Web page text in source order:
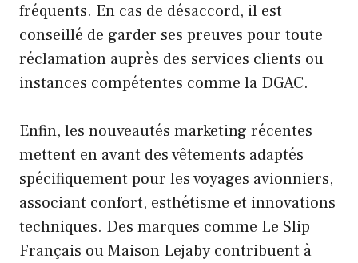
fréquents. En cas de désaccord, il est
conseillé de garder ses preuves pour toute
réclamation auprès des services clients ou
instances compétentes comme la DGAC.
Enfin, les nouveautés marketing récentes
mettent en avant des vêtements adaptés
spécifiquement pour les voyages avionniers,
associant confort, esthétisme et innovations
techniques. Des marques comme Le Slip
Français ou Maison Lejaby contribuent à